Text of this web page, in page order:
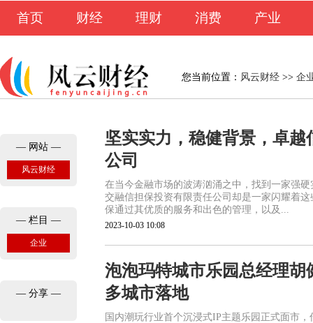
首页 财经 理财 消费 产业
您当前位置： 风云财经 >> 企
— 网站 —
风云财经
— 栏目 —
企业
— 分享 —
坚实实力，稳健背景，卓
公司
在当今金融市场的波涛汹涌之中，找到一家强
交融信担保投资有限责任公司却是一家闪耀着
保通过其优质的服务和出色的管理，以及...
2023-10-03 10:08
泡泡玛特城市乐园总经理
多城市落地
国内潮玩行业首个沉浸式IP主题乐园正式面市